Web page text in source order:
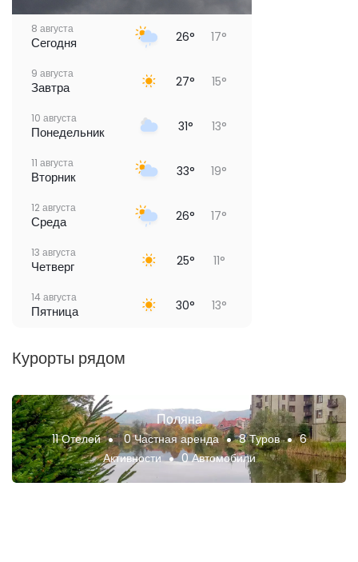
8 августа
Сегодня 26° 17°
9 августа
Завтра 27° 15°
10 августа
Понедельник 31° 13°
11 августа
Вторник 33° 19°
12 августа
Среда 26° 17°
13 августа
Четверг 25° 11°
14 августа
Пятница 30° 13°
Курорты рядом
Поляна
11 Отелей 0 Частная аренда 8 Туров
6
Активности
0 Автомобили